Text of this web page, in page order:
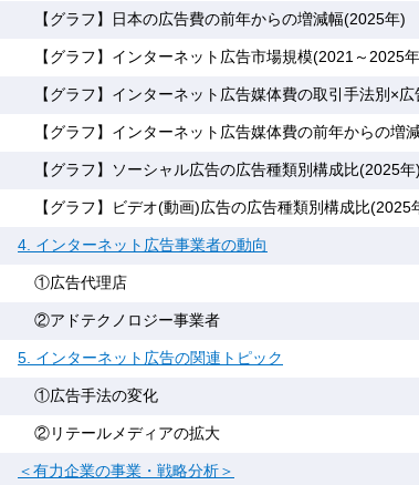
【グラフ】日本の広告費の前年からの増減幅(2025年)
【グラフ】インターネット広告市場規模(2021～2025
【グラフ】インターネット広告媒体費の取引手法別×
【グラフ】インターネット広告媒体費の前年からの増
【グラフ】ソーシャル広告の広告種類別構成比(2025年)
【グラフ】ビデオ(動画)広告の広告種類別構成比(2025
4. インターネット広告事業者の動向
①広告代理店
②アドテクノロジー事業者
5. インターネット広告の関連トピック
①広告手法の変化
②リテールメディアの拡大
＜有力企業の事業・戦略分析＞